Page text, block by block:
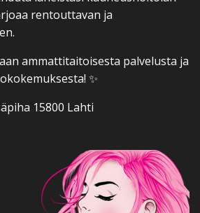
rentouttavan ja
ammattitaitoisesta palvelusta ja
✨
15800 Lahti